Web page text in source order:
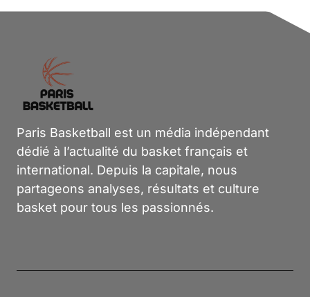
Paris Basketball est un média indépendant
dédié à l’actualité du basket français et
international. Depuis la capitale, nous
partageons analyses, résultats et culture
basket pour tous les passionnés.